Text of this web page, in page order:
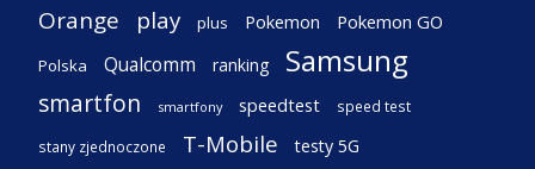
Orange play plus Pokemon Pokemon GO
Polska Qualcomm ranking Samsung
smartfon smartfony speedtest speed test
stany zjednoczone T-Mobile testy 5G